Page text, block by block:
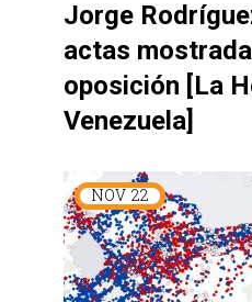
Jorge
actas
oposición [La
Venezuela]
NOV 22